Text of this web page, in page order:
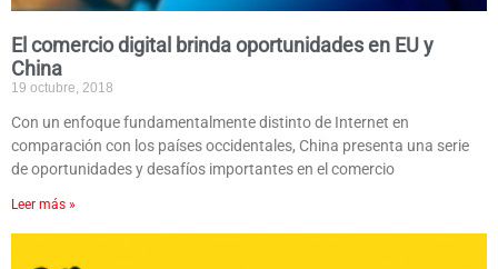
El comercio digital brinda oportunidades en EU y
China
19 octubre, 2018
Con un enfoque fundamentalmente distinto de Internet en
comparación con los países occidentales, China presenta una serie
de oportunidades y desafíos importantes en el comercio
Leer más »